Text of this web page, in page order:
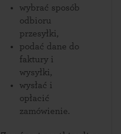
wybrać sposób
odbioru
przesyłki,
podać dane do
faktury i
wysyłki,
wysłać i
opłacić
zamówienie.